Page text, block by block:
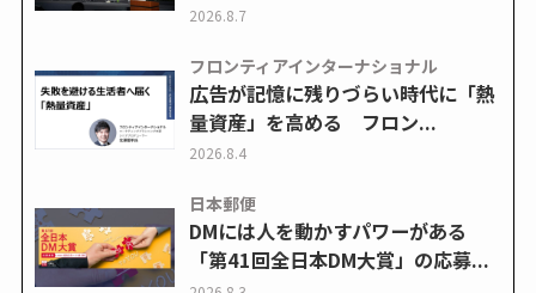
2026.8.7
フロンティアインターナショナル
広告が記憶に残りづらい時代に「熱
量資産」を高める フロン...
2026.8.4
日本郵便
DMには人を動かすパワーがある
「第41回全日本DM大賞」の応募...